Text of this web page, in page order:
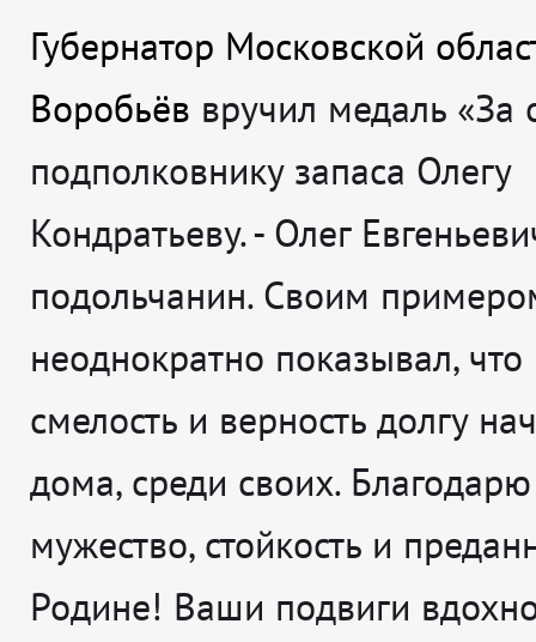
Губернатор Московской
Воробьёв вручил медаль «За
подполковнику запаса Олегу
Кондратьеву.- Олег
подольчанин. Своим
неоднократно показывал,
смелость и верность долгу
дома, среди своих.
мужество, стойкость и
Родине! Ваши подвиги